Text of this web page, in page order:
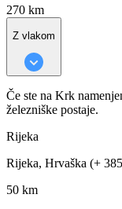
270 km
Z vlakom
Če ste na Krk
železniške postaje.
Rijeka
Rijeka, Hrvaška (+
50 km